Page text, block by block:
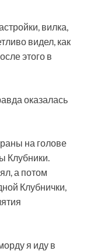
вилка,
видел, как
этого в
оказалась
на голове
Клубники.
а потом
Клубнички,
я иду в